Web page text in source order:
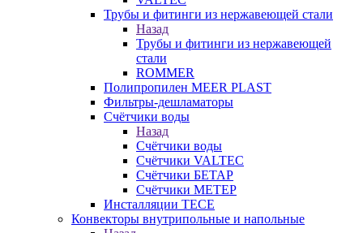
Трубы и фитинги из нержавеющей стали
Назад
Трубы и фитинги из нержавеющей
стали
ROMMER
Полипропилен MEER PLAST
Фильтры-дешламаторы
Счётчики воды
Назад
Счётчики воды
Счётчики VALTEC
Счётчики БЕТАР
Счётчики МЕТЕР
Инсталляции TECE
Конвекторы внутрипольные и напольные